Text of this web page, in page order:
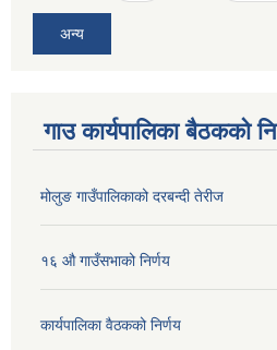
अन्य
गाउ कार्यपालिका बैठकको
मोलुङ गाउँपालिकाको दरबन्दी तेरीज
१६ औ गाउँसभाको निर्णय
कार्यपालिका वैठकको निर्णय